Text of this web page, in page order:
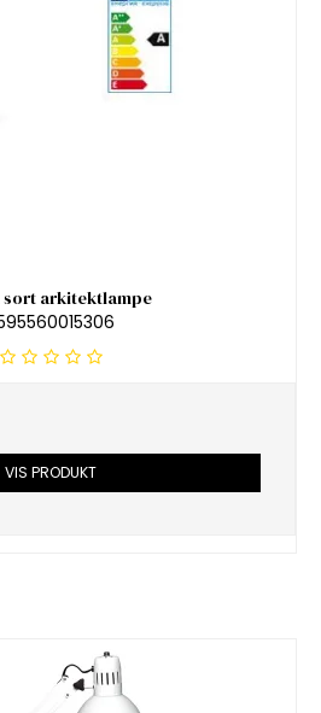
sort arkitektlampe
VIS PRODUKT